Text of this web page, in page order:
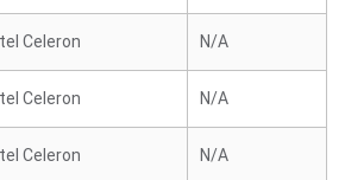
Celeron N/A
Celeron N/A
Celeron N/A